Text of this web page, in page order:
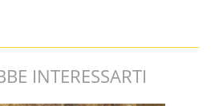
INTERESSARTI